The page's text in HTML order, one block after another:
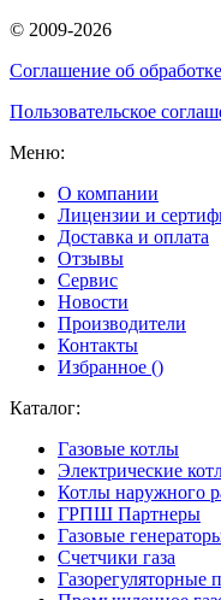
© 2009-2026
Соглашение об
Пользовательское
Меню:
О компании
Лицензии и
Доставка и оплата
Отзывы
Сервис
Новости
Производители
Контакты
Избранное ()
Каталог:
Газовые котлы
Электрические
Котлы наружного
ГРПШ Партнеры
Газовые
Счетчики газа
Газорегуляторные